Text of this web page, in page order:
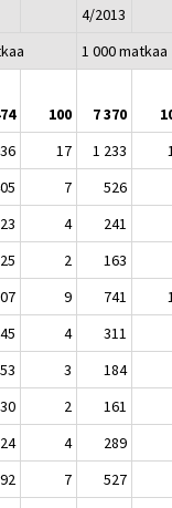
4/2013
1 000 matkaa
100 7 370
17 1 233
7
526
4
241
2
163
9 741
4
311
3
184
2
161
4
289
7
527